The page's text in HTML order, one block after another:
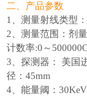
二、产品参数
1、测量射线类型
2、测量范围：剂
计数率:0～
3、探测器： 美国
径：45mm
4、能量阈：30KeV